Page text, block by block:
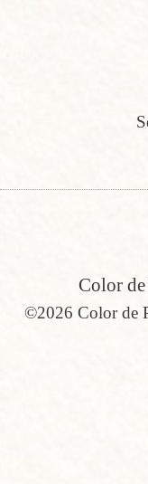
Color
©2026 Color de